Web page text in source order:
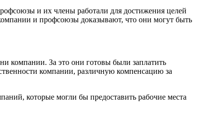
и их члены работали для достижения целей
и профсоюзы доказывают, что они могут быть
компании. За это они готовы были заплатить
компании, различную компенсацию за
которые могли бы предоставить рабочие места